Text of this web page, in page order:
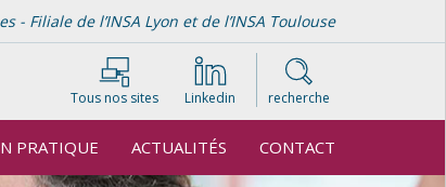
Filiale de l’INSA Lyon et de l’INSA Toulouse
Tous nos sites Linkedin recherche
PRATIQUE ACTUALITÉS CONTACT